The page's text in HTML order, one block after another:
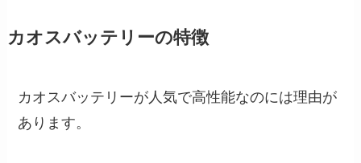
カオスバッテリーの特徴
カオスバッテリーが人気で高性能なのには理由が
あります。